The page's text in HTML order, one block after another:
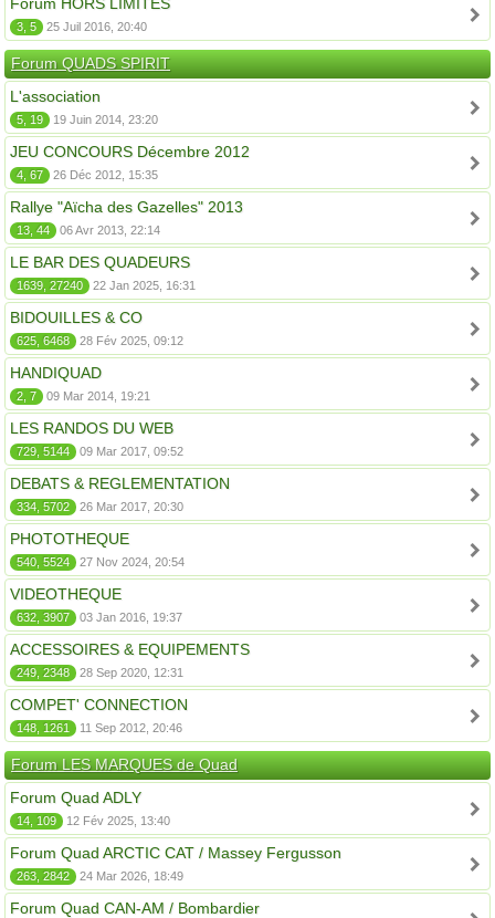
3, 5 25 Juil 2016, 20:40
Forum QUADS SPIRIT
L'association
5, 19 19 Juin 2014, 23:20
JEU CONCOURS Décembre 2012
4, 67 26 Déc 2012, 15:35
Rallye "Aïcha des Gazelles" 2013
13, 44 06 Avr 2013, 22:14
LE BAR DES QUADEURS
1639, 27240 22 Jan 2025, 16:31
BIDOUILLES & CO
625, 6468 28 Fév 2025, 09:12
HANDIQUAD
2, 7 09 Mar 2014, 19:21
LES RANDOS DU WEB
729, 5144 09 Mar 2017, 09:52
DEBATS & REGLEMENTATION
334, 5702 26 Mar 2017, 20:30
PHOTOTHEQUE
540, 5524 27 Nov 2024, 20:54
VIDEOTHEQUE
632, 3907 03 Jan 2016, 19:37
ACCESSOIRES & EQUIPEMENTS
249, 2348 28 Sep 2020, 12:31
COMPET' CONNECTION
148, 1261 11 Sep 2012, 20:46
Forum LES MARQUES de Quad
Forum Quad ADLY
14, 109 12 Fév 2025, 13:40
Forum Quad ARCTIC CAT / Massey Fergusson
263, 2842 24 Mar 2026, 18:49
Forum Quad CAN-AM / Bombardier